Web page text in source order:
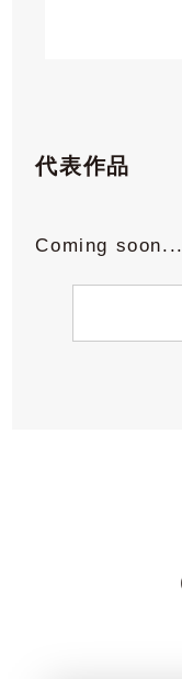
代表作品
Coming soon...